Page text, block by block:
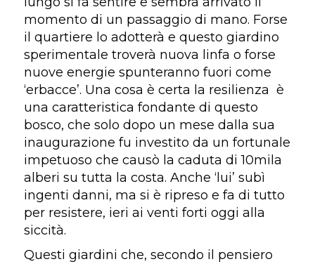
momento di un passaggio di mano. Forse
il quartiere lo adotterà e questo giardino
sperimentale troverà nuova linfa o forse
nuove energie spunteranno fuori come
‘erbacce’. Una cosa è certa la resilienza è
una caratteristica fondante di questo
bosco, che solo dopo un mese dalla sua
inaugurazione fu investito da un fortunale
impetuoso che causò la caduta di 10mila
alberi su tutta la costa. Anche ‘lui’ subì
ingenti danni, ma si è ripreso e fa di tutto
per resistere, ieri ai venti forti oggi alla
siccità.
Questi giardini che, secondo il pensiero